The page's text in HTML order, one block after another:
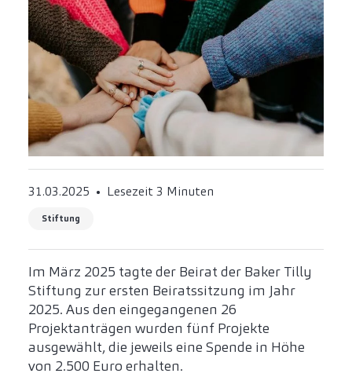
31.03.2025 Lesezeit 3 Minuten
Stiftung
Im März 2025 tagte der Beirat der Baker Tilly
Stiftung zur ersten Beiratssitzung im Jahr
2025. Aus den eingegangenen 26
Projektanträgen wurden fünf Projekte
ausgewählt, die jeweils eine Spende in Höhe
von 2.500 Euro erhalten.